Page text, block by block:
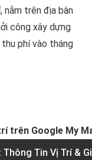
nằm trên địa bàn
công xây dựng
phí vào tháng
trên Google My